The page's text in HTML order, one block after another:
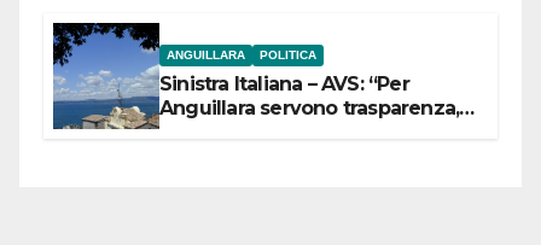
ANGUILLARA POLITICA
Sinistra Italiana – AVS: “Per
Anguillara servono trasparenza,